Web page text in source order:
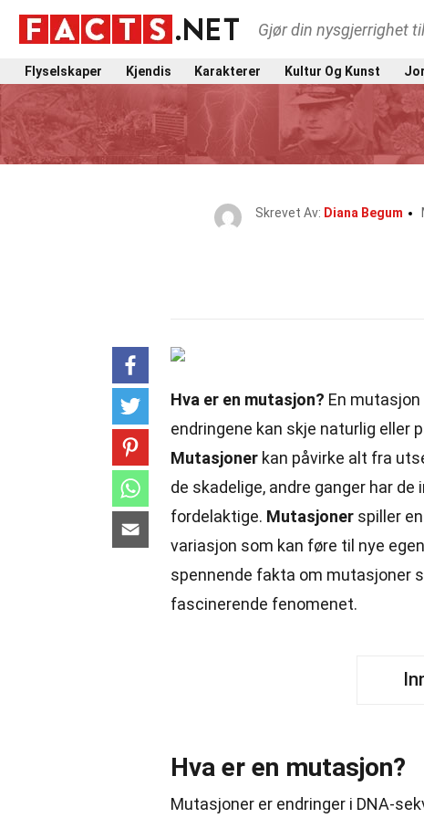
Gjør din nysgjerrighet
Flyselskaper Kjendis Karakterer Kultur Og Kunst
Skrevet Av: Diana Begum
Hva er en mutasjon? En
endringene kan skje naturlig eller
Mutasjoner kan påvirke alt fra
de skadelige, andre ganger har
fordelaktige. Mutasjoner spiller
variasjon som kan føre til nye
spennende fakta om mutasjoner
fascinerende fenomenet.
Hva er en mutasjon?
Mutasjoner er endringer i DNA-